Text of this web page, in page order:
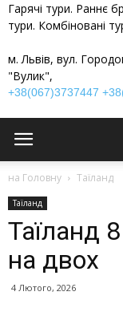
Гарячі тури. Раннє
тури. Комбіновані
м. Львів, вул.
"Вулик",
+38(067)3737447
на Головну Таїланд
Таїланд
Таїланд
на двох
4 Лютого, 2026